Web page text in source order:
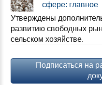
сфере: главное
Утверждены
развитию свободных
сельском хозяйстве.
Подписаться на